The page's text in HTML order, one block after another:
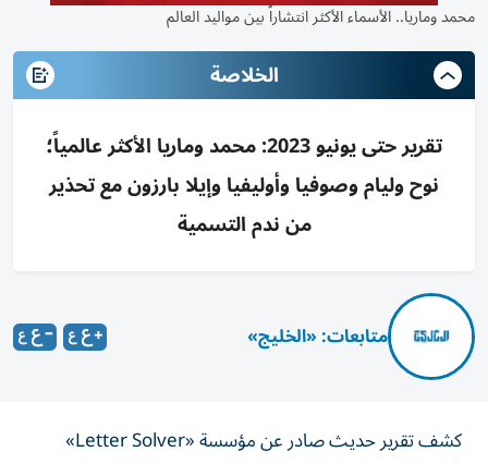
محمد وماريا.. الأسماء الأكثر انتشاراً بين مواليد العالم
الخلاصة
تقرير حتى يونيو 2023: محمد وماريا الأكثر عالمياً؛
نوح وليام وصوفيا وأوليفيا وإيلا بارزون مع تحذير
من ندم التسمية
متابعات: «الخليج»
كشف تقرير حديث صادر عن مؤسسة «Letter Solver»